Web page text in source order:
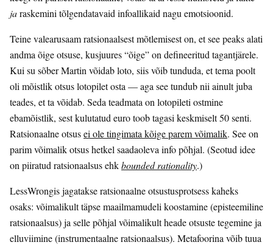
jaraskemini tõlgendatavaid infoallikaid nagu emotsioonid.
Teine valearusaam ratsionaalsest mõtlemisest on, et see peaks alati
andma õige otsuse, kusjuures “õige” on defineeritud tagantjärele.
Kui su sõber Martin võidab loto, siis võib tunduda, et tema poolt
oli mõistlik otsus lotopilet osta — aga see tundub nii ainult juba
teades, et ta võidab. Seda teadmata on lotopileti ostmine
ebamõistlik, sest kulutatud euro toob tagasi keskmiselt 50 senti.
Ratsionaalne otsusei ole tingimata kõige parem võimalik. See on
parim võimalik otsus hetkel saadaoleva info põhjal. (Seotud idee
on piiratud ratsionaalsus ehkbounded rationality.)
LessWrongis jagatakse ratsionaalne otsustusprotsess kaheks
osaks: võimalikult täpse maailmamudeli koostamine (episteemiline
ratsionaalsus) ja selle põhjal võimalikult heade otsuste tegemine ja
elluviimine (instrumentaalne ratsionaalsus). Metafoorina võib tuua